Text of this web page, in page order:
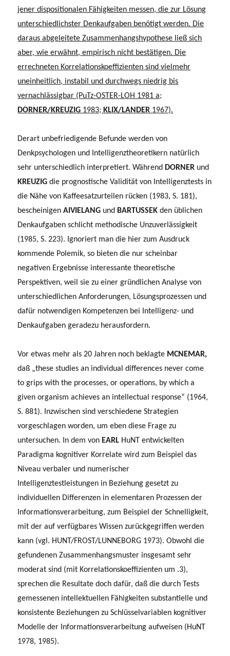
jener dispositionalen Fähigkeiten messen, die zur Lösung
unterschiedlichster Denkaufgaben benötigt werden. Die
daraus abgeleitete Zusammenhangshypothese ließ sich
aber, wie erwähnt, empi­risch nicht bestätigen. Die
errechneten Korrelationskoeffizienten sind vielmehr
uneinheitlich, instabil und durchwegs niedrig bis
vernachlässigbar (PuTz-OSTER-LOH 1981 a;
DORNER/KREUZIG 1983; KLIX/LANDER 1967).
Derart unbefriedigende Befunde werden von
Denkpsychologen und Intelligenz­theoretikern natürlich
sehr unterschiedlich interpretiert. Während DORNER und
KREUZIGdie prognostische Validität von Intelligenztests in
die Nähe von Kaffeesatzurteilen rücken (1983, S. 181),
bescheinigenAIVIELANG und BARTUSSEKden üblichen
Denkaufgaben schlicht methodische Unzuverlässigkeit
(1985, S. 223). Ignoriert man die hier zum Ausdruck
kommende Polemik, so bieten die nur scheinbar
negativen Ergebnisse interessante theoretische
Perspektiven, weil sie zu einer gründlichen Analyse von
unterschiedlichen Anforderungen, Lösungsprozes­sen und
dafür notwendigen Kompetenzen bei Intelligenz- und
Denkaufgaben geradezu herausfordern.
Vor etwas mehr als 20 Jahren noch beklagte MCNEMAR,
daß „these studies an individual differences never come
to grips with the processes, or operations, by which a
given organism achieves an intellectual response“ (1964,
S. 881). Inzwi­schen sind verschiedene Strategien
vorgeschlagen worden, um eben diese Frage zu
untersuchen. In dem von EARL HuNT entwickelten
Paradigma kognitiver Korrelate wird zum Beispiel das
Niveau verbaler und numerischer
Intelligenztestleistungen in Beziehung gesetzt zu
individuellen Differenzen in elementaren Prozessen der
Informationsverarbeitung, zum Beispiel der Schnelligkeit,
mit der auf verfügbares Wissen zurückgegriffen werden
kann (vgl. HUNT/FROST/LUNNEBORG 1973). Obwohl die
gefundenen Zusammenhangsmuster insgesamt sehr
moderat sind (mit Korrelationskoeffizienten um .3),
sprechen die Resultate doch dafür, daß die durch Tests
gemessenen intellektuellen Fähigkeiten substantielle und
konsistente Bezie­hungen zu Schlüsselvariablen kognitiver
Modelle der Informationsverarbeitung aufweisen (HuNT
1978, 1985).